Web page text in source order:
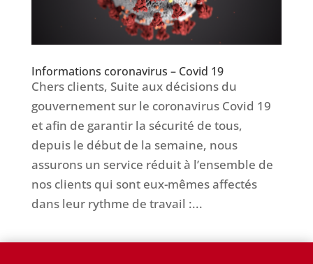
Informations coronavirus – Covid 19
Chers clients, Suite aux décisions du
gouvernement sur le coronavirus Covid 19
et afin de garantir la sécurité de tous,
depuis le début de la semaine, nous
assurons un service réduit à l’ensemble de
nos clients qui sont eux-mêmes affectés
dans leur rythme de travail :...